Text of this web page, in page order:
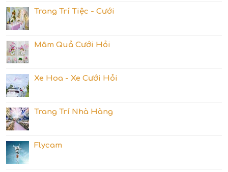
Trang Trí Tiệc - Cưới
Mâm Quả Cưới Hỏi
Xe Hoa - Xe Cưới Hỏi
Trang Trí Nhà Hàng
Flycam